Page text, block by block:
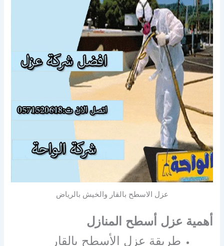
عزل الاسطح بالقار والخيش بالرياض
أهمية عزل أسطح المنازل
طريقة عزل الأسطح بالقار